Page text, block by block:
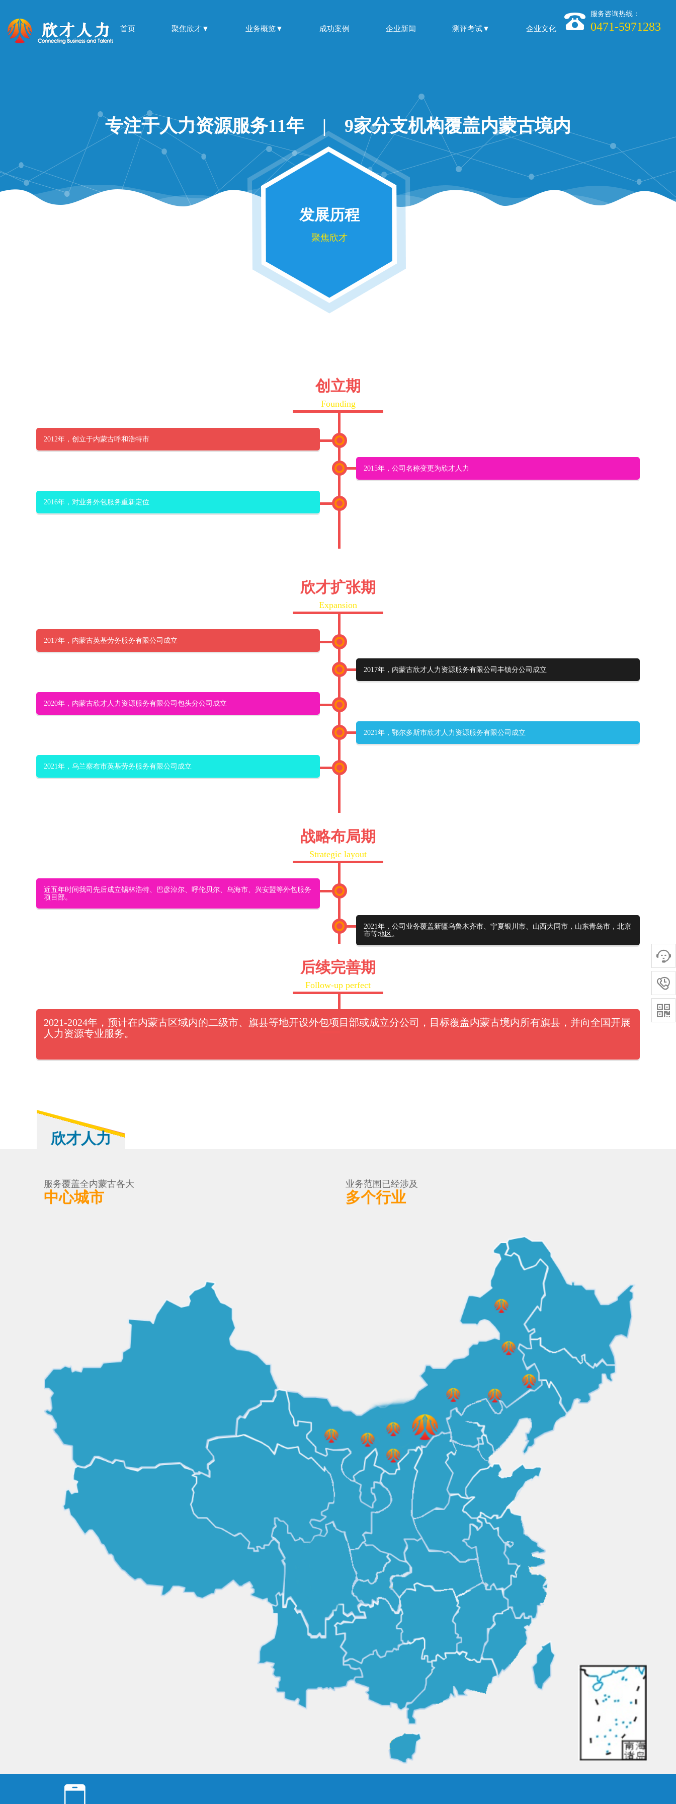
首页 聚焦欣才▼ 业务概览▼ 成功案例 企业新闻 测评考试▼ 企业文化
服务咨询热线：
0471-5971283
专注于人力资源服务11年 | 9家分支机构覆盖内蒙古境内
发展历程
聚焦欣才
创立期
Founding
2012年，创立于内蒙古呼和浩特市
2015年，公司名称变更为欣才人力
2016年，对业务外包服务重新定位
欣才扩张期
Expansion
2017年，内蒙古英基劳务服务有限公司成立
2017年，内蒙古欣才人力资源服务有限公司丰镇分公司成立
2020年，内蒙古欣才人力资源服务有限公司包头分公司成立
2021年，鄂尔多斯市欣才人力资源服务有限公司成立
2021年，乌兰察布市英基劳务服务有限公司成立
战略布局期
Strategic layout
近五年时间我司先后成立锡林浩特、巴彦淖尔、呼伦贝尔、乌海市、兴安盟等外包服务
项目部。
2021年，公司业务覆盖新疆乌鲁木齐市、宁夏银川市、山西大同市，山东青岛市，北京
市等地区。
后续完善期
Follow-up perfect
2021-2024年，预计在内蒙古区域内的二级市、旗县等地开设外包项目部或成立分公司，目标覆盖内蒙古境内所有旗县，并向全国开展
人力资源专业服务。
欣才人力
服务覆盖全内蒙古各大
中心城市
业务范围已经涉及
多个行业


